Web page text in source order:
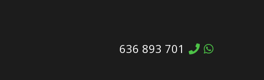
636 893 701